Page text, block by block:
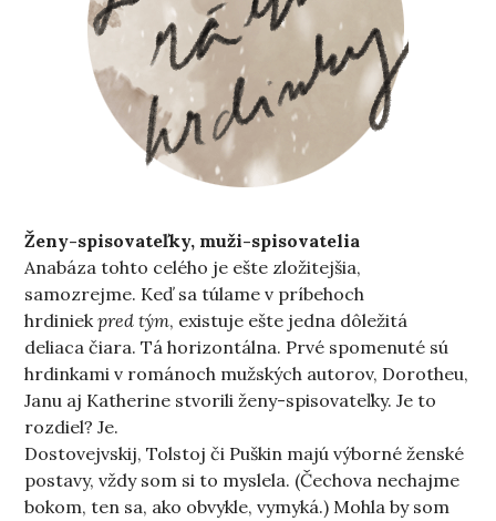
Ženy-spisovateľky, muži-spisovatelia
Anabáza tohto celého je ešte zložitejšia,
samozrejme. Keď sa túlame v príbehoch
hrdiniekpred tým, existuje ešte jedna dôležitá
deliaca čiara. Tá horizontálna. Prvé spomenuté sú
hrdinkami v románoch mužských autorov, Dorotheu,
Janu aj Katherine stvorili ženy-spisovateľky. Je to
rozdiel? Je.
Dostovejvskij, Tolstoj či Puškin majú výborné ženské
postavy, vždy som si to myslela. (Čechova nechajme
bokom, ten sa, ako obvykle, vymyká.) Mohla by som